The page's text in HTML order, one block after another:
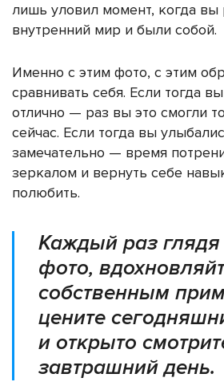
лишь уловил момент, когда
внутренний мир и были собой.
Именно с этим фото, с этим
сравнивать себя. Если тогда
отлично — раз вы это смогли
сейчас. Если тогда вы
замечательно — время
зеркалом и вернуть себе
полюбить.
Каждый раз глядя
фото,
собственным
цените
и открыто
завтрашний день.